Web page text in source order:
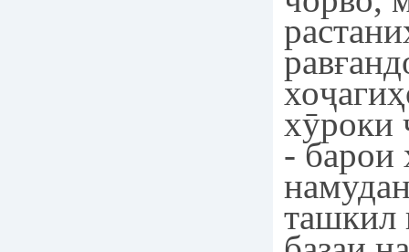
хӯроки
- барои
ташкил